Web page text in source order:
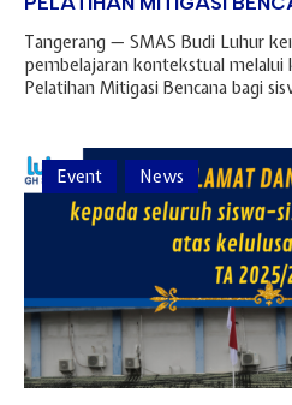
Tangerang — SMAS Budi Luhur
pembelajaran kontekstual melalui
Pelatihan Mitigasi Bencana bagi
Event News